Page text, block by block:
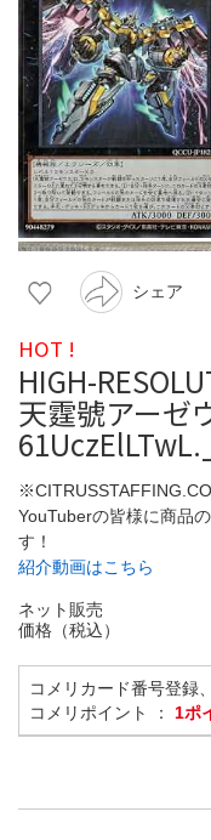
シェア
HOT !
HIGH-
天霆號アーゼ
YouTuberの皆様に商品
す！
紹介動画はこちら
ネット販売
価格（税込）
コメリカード番号登録
コメリポイント ： 1ポ